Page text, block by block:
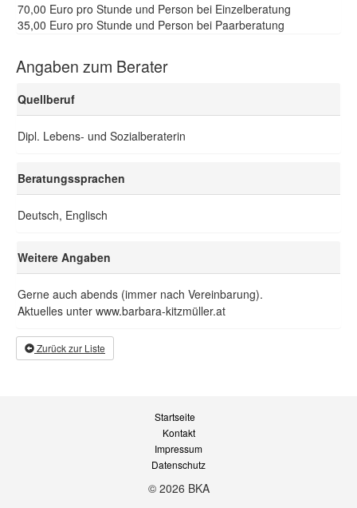
70,00 Euro pro Stunde und Person bei Einzelberatung
35,00 Euro pro Stunde und Person bei Paarberatung
Angaben zum Berater
Quellberuf
Dipl. Lebens- und Sozialberaterin
Beratungssprachen
Deutsch, Englisch
Weitere Angaben
Gerne auch abends (immer nach Vereinbarung).
Aktuelles unter www.barbara-kitzmüller.at
Zurück zur Liste
Startseite
Kontakt
Impressum
Datenschutz
© 2026 BKA